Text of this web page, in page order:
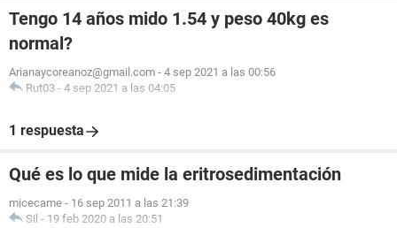
Tengo 14 años mido 1.54 y peso 40kg es
normal?
Arianaycoreanoz@gmail.com - 4 sep 2021 a las 00:56
Rut03 - 4 sep 2021 a las 04:05
1 respuesta
Qué es lo que mide la eritrosedimentación
micecame - 16 sep 2011 a las 21:39
Sil - 19 feb 2020 a las 20:51